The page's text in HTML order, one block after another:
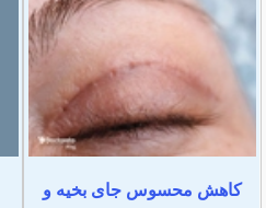
کاهش محسوس جای بخیه و